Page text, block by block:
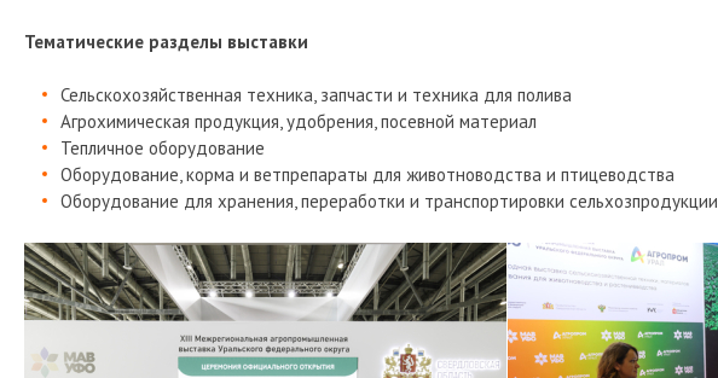
Тематические разделы выставки
Сельскохозяйственная техника, запчасти и техника для полива
Агрохимическая продукция, удобрения, посевной материал
Тепличное оборудование
Оборудование, корма и ветпрепараты для животноводства и птицеводства
Оборудование для хранения, переработки и транспортировки сельхозпродукции